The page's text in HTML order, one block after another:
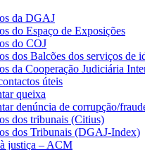
da DGAJ
do Espaço de Exposições
do COJ
dos Balcões dos serviços de
da Cooperação Judiciária
úteis
queixa
denúncia de corrupção/
dos tribunais (Citius)
dos Tribunais (DGAJ-Index)
justiça – ACM